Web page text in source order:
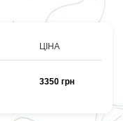
ЦІНА
3350 грн